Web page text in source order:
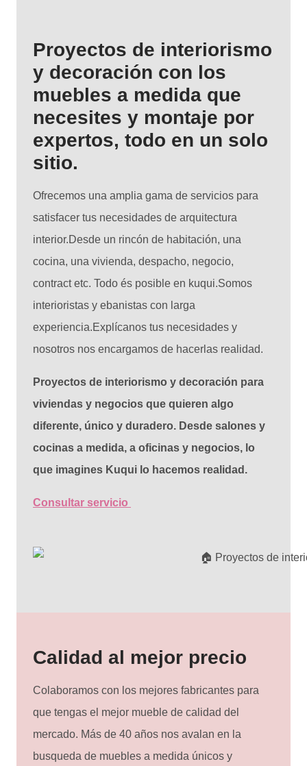
Proyectos de interiorismo
y decoración con los
muebles a medida que
necesites y montaje por
expertos, todo en un solo
sitio.
Ofrecemos una amplia gama de servicios para
satisfacer tus necesidades de arquitectura
interior.Desde un rincón de habitación, una
cocina, una vivienda, despacho, negocio,
contract etc. Todo és posible en kuqui.Somos
interioristas y ebanistas con larga
experiencia.Explícanos tus necesidades y
nosotros nos encargamos de hacerlas realidad.
Proyectos de interiorismo y decoración para
viviendas y negocios que quieren algo
diferente, único y duradero. Desde salones y
cocinas a medida, a oficinas y negocios, lo
que imagines Kuqui lo hacemos realidad.
Consultar servicio
Calidad al mejor precio
Colaboramos con los mejores fabricantes para
que tengas el mejor mueble de calidad del
mercado. Más de 40 años nos avalan en la
busqueda de muebles a medida únicos y